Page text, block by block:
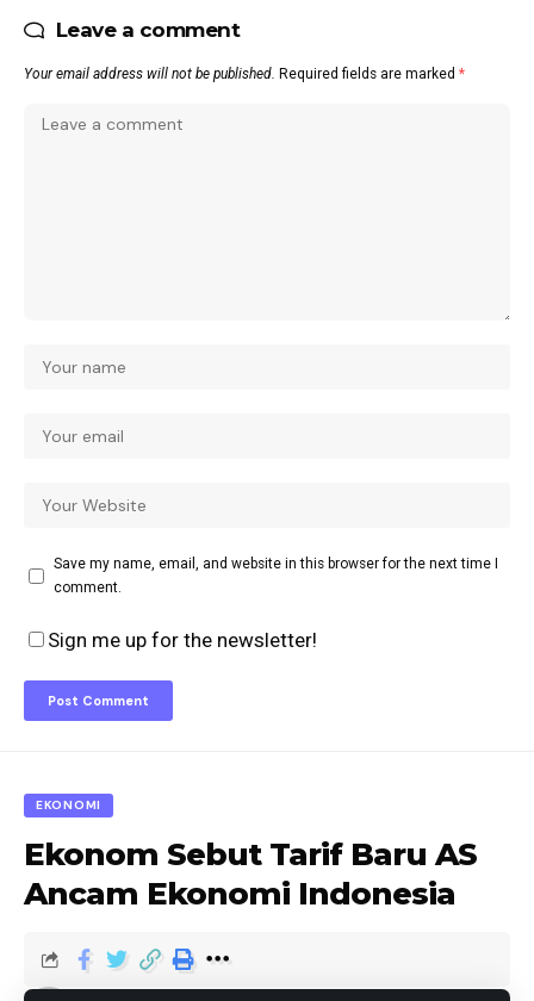
Leave a comment
Your email address will not be published. Required fields are marked *
Save my name, email, and website in this browser for the next time I
comment.
Sign me up for the newsletter!
EKONOMI
Ekonom Sebut Tarif Baru AS
Ancam Ekonomi Indonesia